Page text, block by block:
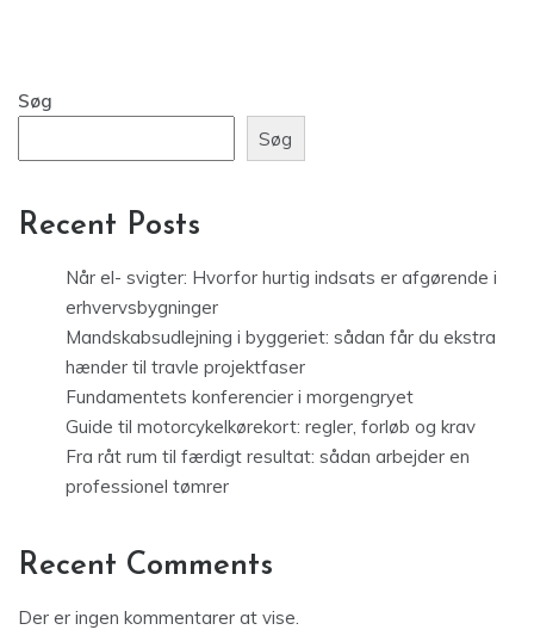
Søg
Søg
Recent Posts
Når el- svigter: Hvorfor hurtig indsats er afgørende i
erhvervsbygninger
Mandskabsudlejning i byggeriet: sådan får du ekstra
hænder til travle projektfaser
Fundamentets konferencier i morgengryet
Guide til motorcykelkørekort: regler, forløb og krav
Fra råt rum til færdigt resultat: sådan arbejder en
professionel tømrer
Recent Comments
Der er ingen kommentarer at vise.